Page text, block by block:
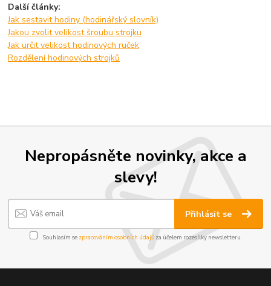
Další články:
Jak sestavit hodiny (hodinářský slovník)
Jakou zvolit velikost šroubu strojku
Jak určit velikost hodinových ruček
Rozdělení hodinových strojků
Nepropásněte novinky, akce a
slevy!
Přihlásit se
Souhlasím se zpracováním osobních údajůza účelem rozesílky newsletteru.